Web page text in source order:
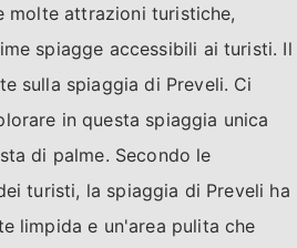
molte attrazioni turistiche,
spiagge accessibili ai turisti. Il
sulla spiaggia di Preveli. Ci
in questa spiaggia unica
di palme. Secondo le
turisti, la spiaggia di Preveli ha
limpida e un'area pulita che